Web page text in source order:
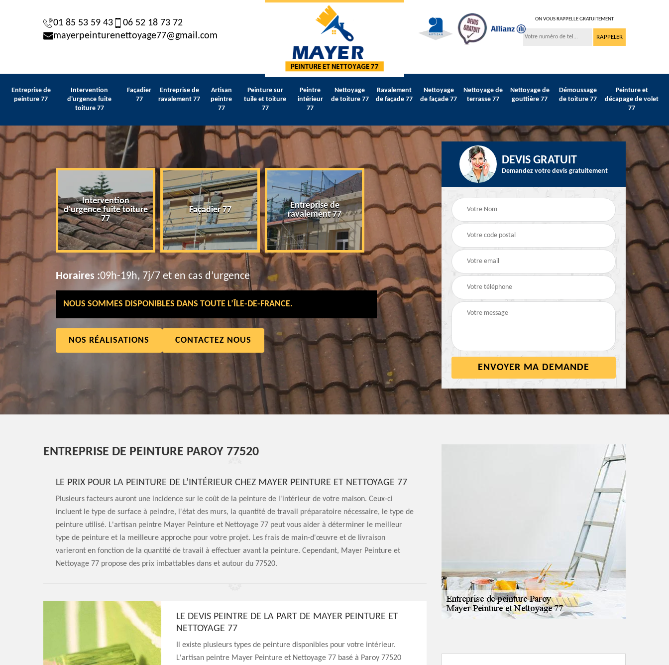
01 85 53 59 43
06 52 18 73 72
mayerpeinturenettoyage77@gmail.com
ON VOUS RAPPELLE GRATUITEMENT
Entreprise de
peinture 77
Intervention
d'urgence fuite
toiture 77
Façadier
77
Entreprise de
ravalement 77
Artisan
peintre
77
Peinture sur
tuile et toiture
77
Peintre
intérieur
77
Nettoyage
de toiture 77
Ravalement
de façade 77
Nettoyage
de façade 77
Nettoyage de
terrasse 77
Nettoyage de
gouttière 77
Démoussage
de toiture 77
Peinture et
décapage de volet
77
Intervention
d'urgence fuite toiture
77
Façadier 77
Entreprise de
ravalement 77
Artisan peintre 77
Peinture sur tuile et
Peintre intérieur 77
Horaires :09h-19h, 7j/7 et en cas d’urgence
NOUS SOMMES DISPONIBLES DANS TOUTE L’ÎLE-DE-FRANCE.
NOS RÉALISATIONS CONTACTEZ NOUS
DEVIS GRATUIT
Demandez votre devis gratuitement
ENTREPRISE DE PEINTURE PAROY 77520
LE PRIX POUR LA PEINTURE DE L’INTÉRIEUR CHEZ MAYER PEINTURE ET NETTOYAGE 77
Plusieurs facteurs auront une incidence sur le coût de la peinture de l'intérieur de votre maison. Ceux-ci
incluent le type de surface à peindre, l'état des murs, la quantité de travail préparatoire nécessaire, le type de
peinture utilisé. L'artisan peintre Mayer Peinture et Nettoyage 77 peut vous aider à déterminer le meilleur
type de peinture et la meilleure approche pour votre projet. Les frais de main-d'œuvre et de livraison
varieront en fonction de la quantité de travail à effectuer avant la peinture. Cependant, Mayer Peinture et
Nettoyage 77 propose des prix imbattables dans et autour du 77520.
LE DEVIS PEINTRE DE LA PART DE MAYER PEINTURE ET
NETTOYAGE 77
Il existe plusieurs types de peinture disponibles pour votre intérieur.
L'artisan peintre Mayer Peinture et Nettoyage 77 basé à Paroy 77520